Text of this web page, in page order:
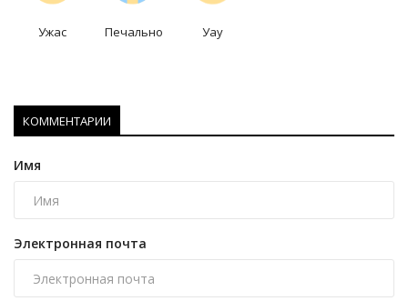
Ужас Печально Уау
КОММЕНТАРИИ
Имя
Электронная почта